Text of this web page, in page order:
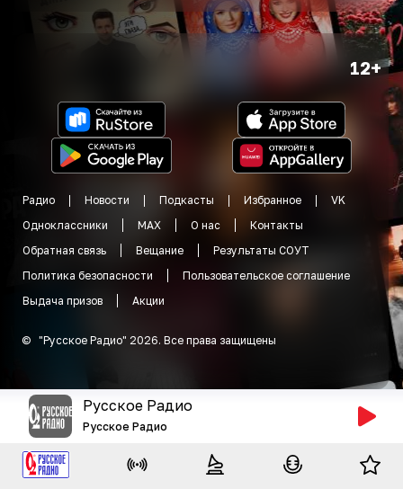
12+
Радио Новости Подкасты Избранное
VK
Одноклассники
MAX О нас
Контакты
Обратная связь
Вещание
Результаты СОУТ
Политика безопасности
Пользовательское соглашение
Выдача призов
Акции
© "Русское Радио" 2026. Все права защищены
Русское Радио
Русское Радио